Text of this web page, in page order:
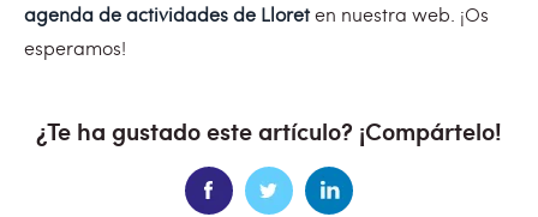
agenda de actividades de Lloreten nuestra web. ¡Os
esperamos!
¿Te ha gustado este artículo? ¡Compártelo!